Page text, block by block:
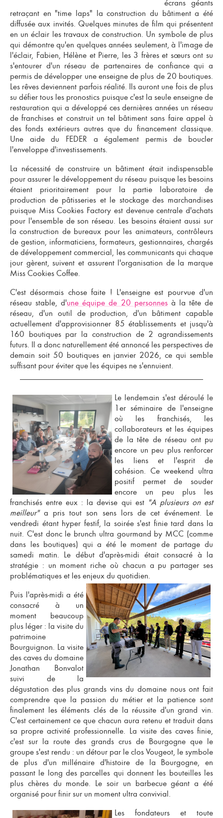
écrans géants
retraçant en "time laps" la construction du bâtiment a été
diffusée aux invités. Quelques minutes de film qui présentent
en un éclair les travaux de construction. Un symbole de plus
qui démontre qu'en quelques années seulement, à l'image de
l'éclair, Fabien, Hélène et Pierre, les 3 frères et sœurs ont su
s'entourer d'un réseau de partenaires de confiance qui a
permis de développer une enseigne de plus de 20 boutiques.
Les rêves deviennent parfois réalité. Ils auront une fois de plus
su défier tous les pronostics puisque c'est la seule enseigne de
restauration qui a développé ces dernières années un réseau
de franchiseset construit un tel bâtiment sans faire appel à
des fonds extérieurs autres que du financement classique.
Une aide du FEDER a également permis de boucler
l'enveloppe d'investissements.
La nécessité de construire un bâtiment était indispensable
pour assurer le développement du réseau puisque les besoins
étaient prioritairement pour la partie laboratoire de
production de pâtisseries et le stockage des marchandises
puisque Miss Cookies Factory est devenue centrale d'achats
pour l'ensemble de son réseau. Les besoins étaient aussi sur
la construction de bureaux pour les animateurs, contrôleurs
de gestion, informaticiens, formateurs, gestionnaires, chargés
de développement commercial, les communicants qui chaque
jour gèrent, suivent et assurent l'organisation de la marque
Miss Cookies Coffee.
C'est désormais chose faite ! L'enseigne est pourvue d'un
réseau stable, d'une équipe de 20 personnesà la tête de
réseau, d'un outil de production, d'un bâtiment capable
actuellement d'approvisionner 85 établissements et jusqu'à
160 boutiques par la construction de 2 agrandissements
futurs. Il a donc naturellement été annoncé les perspectives de
demain soit 50 boutiques en janvier 2026, ce qui semble
suffisant pour éviter que les équipes ne s'ennuient.
Le lendemain s'est déroulé le
1er séminaire de l'enseigne
où les franchisés, les
collaborateurs et les équipes
de la tête de réseau ont pu
encore un peu plus renforcer
les liens et l'esprit de
cohésion. Ce weekend ultra
positif permet de souder
encore un peu plus les
franchisés entre eux : la devise qui est "A plusieurs on est
meilleur"a pris tout son sens lors de cet événement. Le
vendredi étant hyper festif, la soirée s'est finie tard dans la
nuit. C'est donc le brunch ultra gourmand by MCC (comme
dans les boutiques) qui a été le moment de partage du
samedi matin. Le début d'après-midi était consacré à la
stratégie : un moment riche où chacun a pu partager ses
problématiques et les enjeux du quotidien.
Puis l'après-midi a été
consacré à un
moment beaucoup
plus léger : la visite du
patrimoine
Bourguignon. La visite
des caves du domaine
Jonathan Bonvalot
suivi de la
dégustation des plus grands vins du domaine nous ont fait
comprendre que la passion du métier et la patience sont
finalement les éléments clés de la réussite d'un grand vin.
C'est certainement ce que chacun aura retenu et traduit dans
sa propre activité professionnelle. La visite des caves finie,
c'est sur la route des grands crus de Bourgogne que le
groupe s'est rendu : un détour par le clos Vougeot, le symbole
de plus d'un millénaire d'histoire de la Bourgogne, en
passant le long des parcelles qui donnent les bouteilles les
plus chères du monde. Le soir un barbecue géant a été
organisé pour finir sur un moment ultra convivial.
Les fondateurs et toute